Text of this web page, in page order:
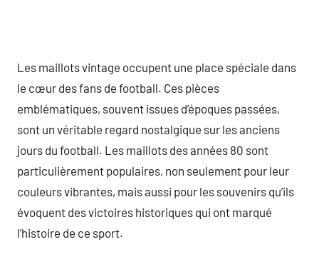
Les maillots vintage occupent une place spéciale dans
le cœur des fans de football. Ces pièces
emblématiques, souvent issues d’époques passées,
sont un véritable regard nostalgique sur les anciens
jours du football. Les maillots des années 80 sont
particulièrement populaires, non seulement pour leur
couleurs vibrantes, mais aussi pour les souvenirs qu’ils
évoquent des victoires historiques qui ont marqué
l’histoire de ce sport.